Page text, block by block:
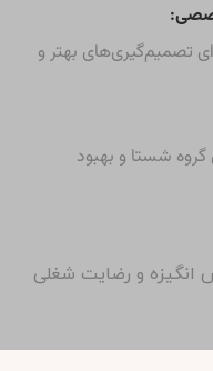
تصمیم‌گیری‌های بهتر و
شستا و بهبود
انگیزه و رضایت شغلی